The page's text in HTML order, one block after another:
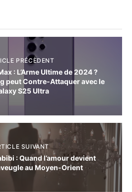
PRÉCÈDENT
: L’Arme Ultime de 2024 ?
peut Contre-Attaquer avec le
S25 Ultra
SUIVANT
: Quand l’amour devient
au Moyen-Orient